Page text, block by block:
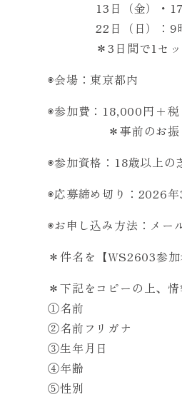
13日（金）・17日
22日（日）：9時50
＊3日間で1セット
◉会場：東京都内
◉参加費：18,000円+税
＊事前のお振り込
◉参加資格：18歳以上の
◉応募締め切り：2026
◉お申し込み方法：メー
＊件名を【WS2603参
＊下記をコピーの上、
①名前
②名前フリガナ
③生年月日
④年齢
⑤性別